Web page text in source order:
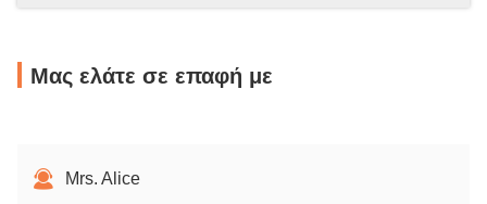
Μας ελάτε σε επαφή με
Mrs. Alice